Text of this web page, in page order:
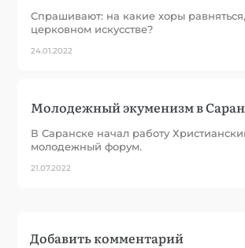
Спрашивают: на какие хоры
церковном искусстве?
24.01.2022
Молодежный экуменизм в
В Саранске начал работу
молодежный форум.
21.07.2022
Добавить комментарий